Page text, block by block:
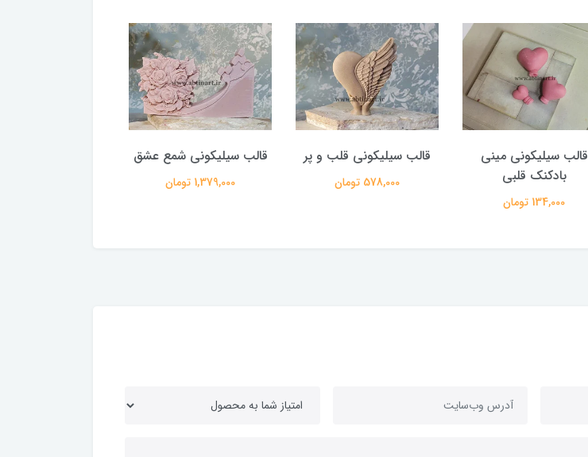
قالب سیلیکونی مینی
بادکنک قلبی
134,000 تومان
قالب سیلیکونی قلب و پر
578,000 تومان
قالب سیلیکونی شمع عشق
1,379,000 تومان